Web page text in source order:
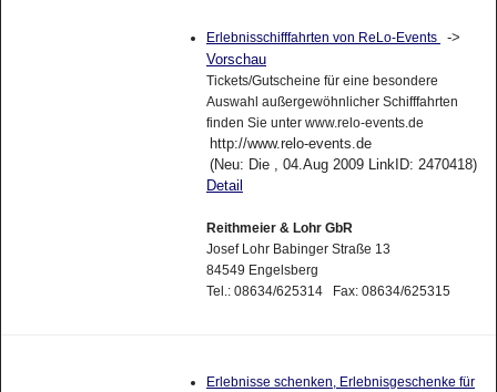
Erlebnisschifffahrten von ReLo-Events
->
Vorschau
Tickets/Gutscheine für eine besondere
Auswahl außergewöhnlicher Schifffahrten
finden Sie unter www.relo-events.de
http://www.relo-events.de
(Neu: Die , 04.Aug 2009 LinkID: 2470418)
Detail
Reithmeier & Lohr GbR
Josef Lohr Babinger Straße 13
84549 Engelsberg
Tel.: 08634/625314 Fax: 08634/625315
Erlebnisse schenken, Erlebnisgeschenke für